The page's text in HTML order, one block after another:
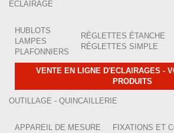
ECLAIRAGE
HUBLOTS
LAMPES
PLAFONNIERS
RÉGLETTES ÉTANCHE
RÉGLETTES SIMPLE
VENTE EN LIGNE D'ECLAIRAGES -
PRODUITS
OUTILLAGE - QUINCAILLERIE
APPAREIL DE MESURE
FIXATIONS ET